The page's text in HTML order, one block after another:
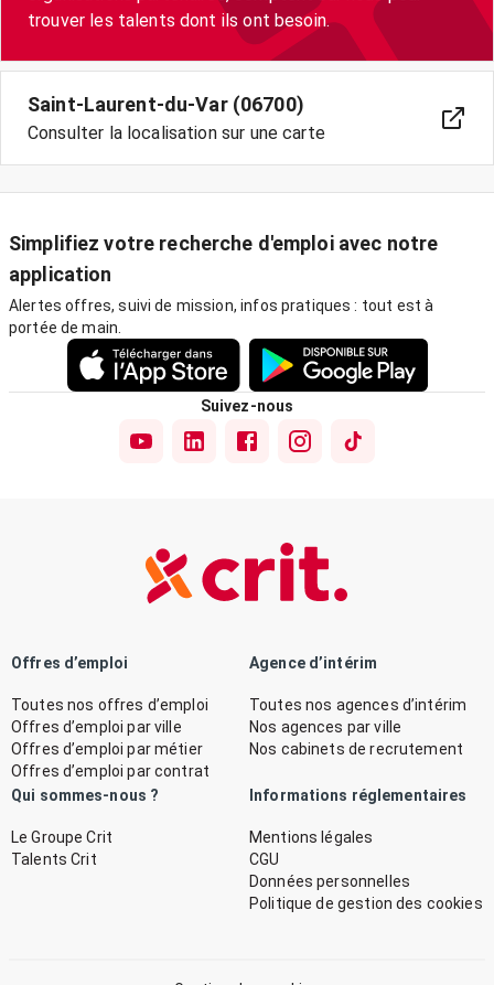
trouver les talents dont ils ont besoin.
Saint-Laurent-du-Var (06700)
Consulter la localisation sur une carte
Simplifiez votre recherche d'emploi avec notre
application
Alertes offres, suivi de mission, infos pratiques : tout est à
portée de main.
Suivez-nous
Offres d’emploi
Toutes nos offres d’emploi
Offres d’emploi par ville
Offres d’emploi par métier
Offres d’emploi par contrat
Agence d’intérim
Toutes nos agences d’intérim
Nos agences par ville
Nos cabinets de recrutement
Qui sommes-nous ?
Le Groupe Crit
Talents Crit
Informations réglementaires
Mentions légales
CGU
Données personnelles
Politique de gestion des cookies